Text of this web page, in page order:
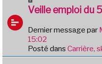
e
s
a
g
e
o
v
e
a
u
Veille emploi du
Dernier message par
15:02
Posté dans Carrière,